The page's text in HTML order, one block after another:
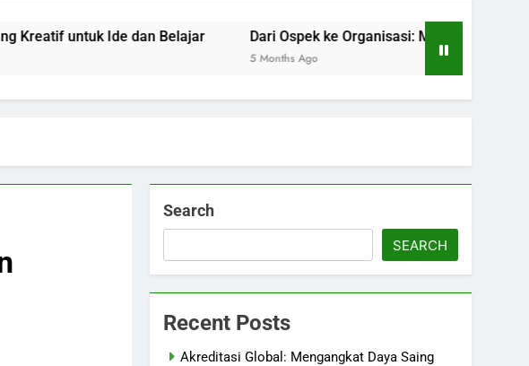
Ide dan Belajar Dari Ospek ke Organisasi: Mengembangkan Sifat
Search
SEARCH
Recent Posts
Akreditasi Global: Mengangkat Daya Saing